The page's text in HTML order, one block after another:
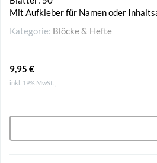
Mit Aufkleber für Namen oder
Kategorie: Blöcke & Hefte
9,95 €
inkl. 19% MwSt. ,